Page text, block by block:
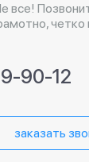
все!
четко
90-12
заказать